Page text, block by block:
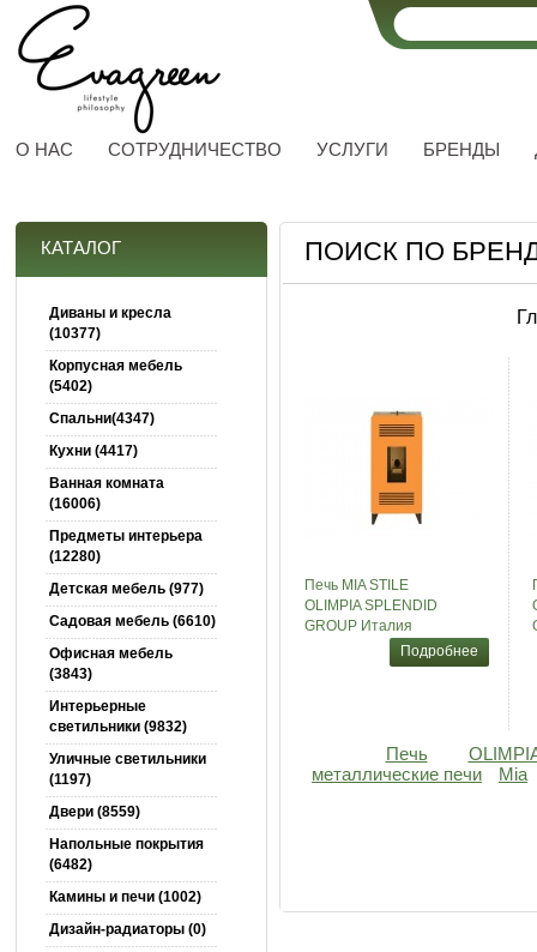
О НАС СОТРУДНИЧЕСТВО УСЛУГИ БРЕНДЫ
КАТАЛОГ
Диваны и кресла
(10377)
Корпусная мебель
(5402)
Спальни(4347)
Кухни (4417)
Ванная комната
(16006)
Предметы интерьера
(12280)
Детская мебель (977)
Садовая мебель (6610)
Офисная мебель
(3843)
Интерьерные
светильники (9832)
Уличные светильники
(1197)
Двери (8559)
Напольные покрытия
(6482)
Камины и печи (1002)
Дизайн-радиаторы (0)
ПОИСК ПО
Печь MIA STILE
OLIMPIA SPLENDID
GROUP Италия
Подробнее
Печь
металлические печи
Mia